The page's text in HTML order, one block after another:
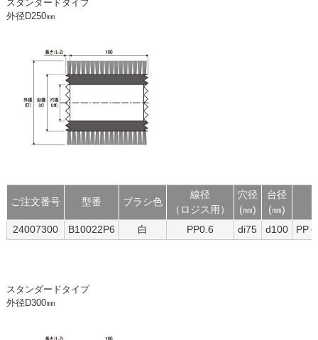
スタンダードタイプ
外径D250㎜
ご注文番号 型番 ブラシ色
線径
（ロジス用）
穴径
(㎜)
台径
(㎜)
24007300
B10022P6 白 PP0.6 di75 d100 PP
スタンダードタイプ
外径D300㎜